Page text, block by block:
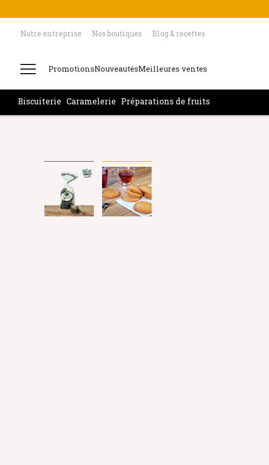
PromotionsNouveautésMeilleures ventes
Notre entreprise Nos boutiques Blog & recettes
Biscuiterie Caramelerie Préparations de fruits